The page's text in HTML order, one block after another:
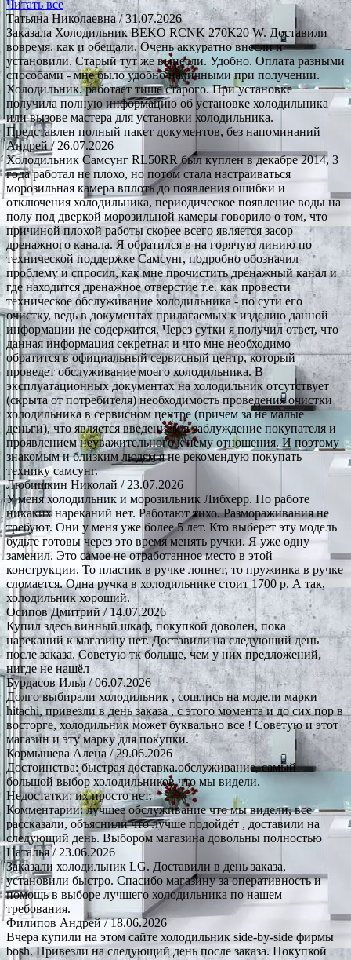
Читать все
Татьяна Николаевна/ 31.07.2026
Заказала Холодильник BEKO RCNK 270K20 W. Доставили
вовремя. как и обещали. Очень аккуратно внесли и
установили. Старый тут же вынесли. Удобно. Оплата разными
способами - мне было удобно наличными при получении.
Холодильник. работает тише старого. При установке
получила полную информацию об установке холодильника
или вызове мастера для установки холодильника.
Представлен полный пакет документов, без напоминаний
Андрей/ 26.07.2026
Холодильник Самсунг RL50RR был куплен в декабре 2014, 3
года работал не плохо, но потом стала настраиваться
морозильная камера вплоть до появления ошибки и
отключения холодильника, периодическое появление воды на
полу под дверкой морозильной камеры говорило о том, что
причиной плохой работы скорее всего является засор
дренажного канала. Я обратился в на горячую линию по
технической поддержке Самсунг, подробно обозначил
проблему и спросил, как мне прочистить дренажный канал и
где находится дренажное отверстие т.е. как провести
техническое обслуживание холодильника - по сути его
очистку, ведь в документах прилагаемых к изделию данной
информации не содержится. Через сутки я получил ответ, что
данная информация секретная и что мне необходимо
обратится в официальный сервисный центр, который
проведет обслуживание моего холодильника. В
эксплуатационных документах на холодильник отсутствует
(скрыта от потребителя) необходимость проведения очистки
холодильника в сервисном центре (причем за не малые
деньги), что является введением в заблуждение покупателя и
проявлением неуважительного к нему отношения. И поэтому
знакомым и близким людям я не рекомендую покупать
технику самсунг.
Любишкин Николай / 23.07.2026
У меня холодильник и морозильник Либхерр. По работе
никаких нареканий нет. Работают тихо. Размораживания не
требуют. Они у меня уже более 5 лет. Кто выберет эту модель
будьте готовы через это время менять ручки. Я уже одну
заменил. Это самое не отработанное место в этой
конструкции. То пластик в ручке лопнет, то пружинка в ручке
сломается. Одна ручка в холодильнике стоит 1700 р. А так,
холодильник хороший.
Осипов Дмитрий/ 14.07.2026
Купил здесь винный шкаф, покупкой доволен, пока
нареканий к магазину нет. Доставили на следующий день
после заказа. Советую тк больше, чем у них предложений,
нигде не нашёл
Бурдасов Илья/ 06.07.2026
Долго выбирали холодильник , сошлись на модели марки
hitachi, привезли в день заказа , с этого момента и до сих пор в
восторге, холодильник может буквально все ! Советую и этот
магазин и эту марку для покупки.
Кормышева Алена / 29.06.2026
Достоинства: быстрая доставка.обслуживание, самый
большой выбор холодильников что мы видели.
Недостатки: их просто нет.
Комментарии: лучшее обслуживание что мы видели, все
рассказали, объяснили что лучше подойдёт , доставили на
следующий день. Выбором магазина довольны полностью
Наталья/ 23.06.2026
Заказали холодильник LG. Доставили в день заказа,
установили быстро. Спасибо магазину за оперативность и
помощь в выборе лучшего холодильника по нашем
требования.
Филипов Андрей/ 18.06.2026
Вчера купили на этом сайте холодильник side-by-side фирмы
bosh. Привезли на следующий день после заказа. Покупкой